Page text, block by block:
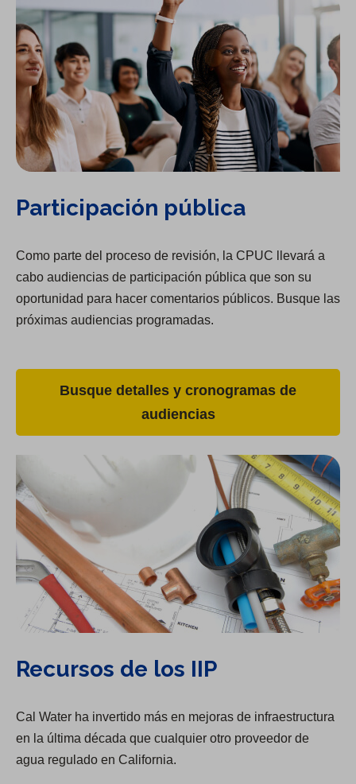
Participación pública
Como parte del proceso de revisión, la CPUC llevará a
cabo audiencias de participación pública que son su
oportunidad para hacer comentarios públicos. Busque las
próximas audiencias programadas.
Busque detalles y cronogramas de
audiencias
Recursos de los IIP
Cal Water ha invertido más en mejoras de infraestructura
en la última década que cualquier otro proveedor de
agua regulado en California.